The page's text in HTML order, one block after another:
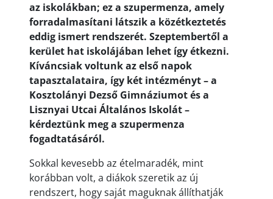
az iskolákban; ez a szupermenza, amely
forradalmasítani látszik a közétkeztetés
eddig ismert rendszerét. Szeptembertől a
kerület hat iskolájában lehet így étkezni.
Kíváncsiak voltunk az első napok
tapasztalataira, így két intézményt – a
Kosztolányi Dezső Gimnáziumot és a
Lisznyai Utcai Általános Iskolát –
kérdeztünk meg a szupermenza
fogadtatásáról.
Sokkal kevesebb az ételmaradék, mint
korábban volt, a diákok szeretik az új
rendszert, hogy saját maguknak állíthatják